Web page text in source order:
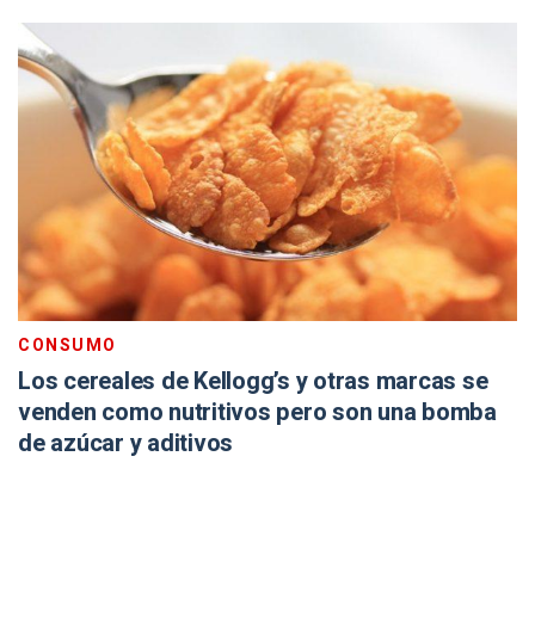
CONSUMO
Los cereales de Kellogg’s y otras marcas se
venden como nutritivos pero son una bomba
de azúcar y aditivos